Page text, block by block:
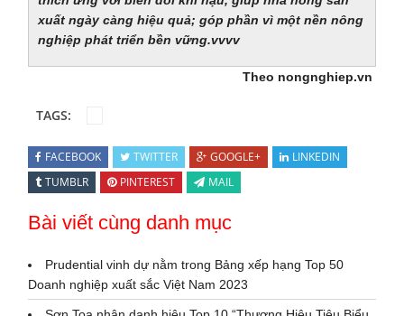
xuất ngày càng hiệu quả; góp phần vì một nền nông
nghiệp phát triển bền vững.vvvv
Theo nongnghiep.vn
TAGS:
FACEBOOK TWITTER GOOGLE+
LINKEDIN
TUMBLR
PINTEREST MAIL
Bài viết cùng danh mục
Prudential vinh dự nằm trong Bảng xếp hạng Top 50
Doanh nghiệp xuất sắc Việt Nam 2023